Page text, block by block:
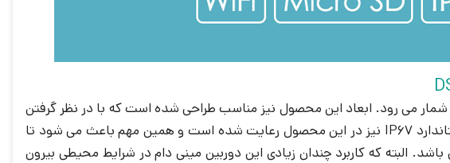
سنگین تر به شمار می رود. ابعاد این محصول نیز مناسب طراحی شده است که با در نظر گرفتن
وزن این محصول که ذکر شده بسیار مناسب برای نصب و کاربران مصرف کننده تلقی می شود. ناگفته نماند که استاندارد IP67 نیز در این محصول رعایت شده است و همین مهم باعث می شود تا
البته که کاربرد چندان زیادی این دوربین مینی دام در شرایط محیطی بیرون